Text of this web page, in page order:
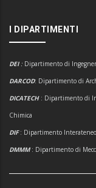
I DIPARTIMENTI
DEI : Dipartimento di
DARCOD: Dipartimento di
DICATECH : Dipartimento di
Chimica
DIF: Dipartimento
DMMM: Dipartimento di